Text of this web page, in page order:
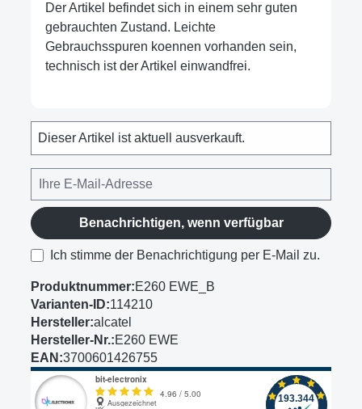
Der Artikel befindet sich in einem sehr guten
gebrauchten Zustand. Leichte
Gebrauchsspuren koennen vorhanden sein,
technisch ist der Artikel einwandfrei.
Dieser Artikel ist aktuell ausverkauft.
Benachrichtigen, wenn verfügbar
Ich stimme der Benachrichtigung per E-Mail zu.
Produktnummer:E260 EWE_B
Varianten-ID:114210
Hersteller:alcatel
Hersteller-Nr.:E260 EWE
EAN:3700601426755